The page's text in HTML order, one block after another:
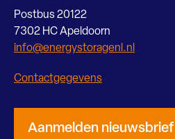
Postbus 20122
7302 HC Apeldoorn
info@energystoragenl.nl
Contactgegevens
Aanmelden nieuwsbrief